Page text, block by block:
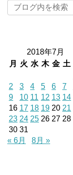
2018年7月
月
火 水 木 金 土
2
3 4 5 6 7
9
10 11 12 13 14
16 17 18 19 20 21
23 24 25 26 27 28
30 31
« 6月
8月 »